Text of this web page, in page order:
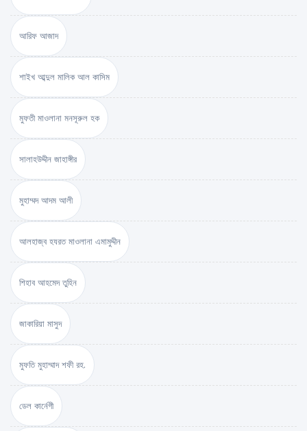
আরিফ আজাদ
শাইখ আব্দুল মালিক আল কাসিম
মুফতী মাওলানা মনসূরুল হক
সালাহউদ্দীন জাহাঙ্গীর
মুহাম্মদ আদম আলী
আলহাজ্ব হযরত মাওলানা এমামুদ্দীন
শিহাব আহমেদ তুহিন
জাকারিয়া মাসুদ
মুফতি মুহাম্মাদ শফী রহ.
ডেল কার্নেগী